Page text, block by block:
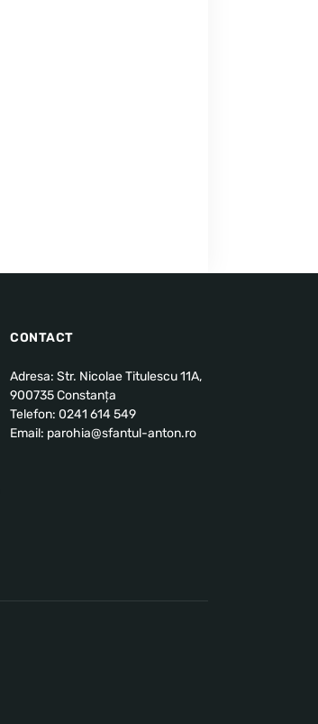
CONTACT
Adresa: Str. Nicolae Titulescu 11A,
900735 Constanța
Telefon: 0241 614 549
Email: parohia@sfantul-anton.ro